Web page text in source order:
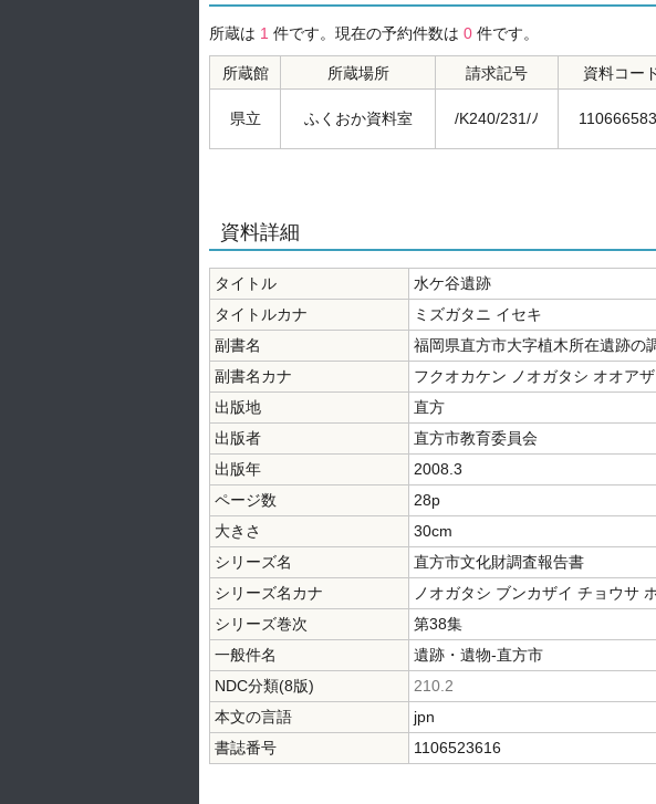
所蔵は 1 件です。現在の予約件数は 0 件です。
所蔵館 所蔵場所 請求記号 資料コー
県立 ふくおか資料室 /K240/231/ﾉ
資料詳細
タイトル
水ケ谷遺跡
タイトルカナ
ミズガタニ イセキ
副書名
福岡県直方市大字植木所在遺跡の
副書名カナ
フクオカケン ノオガタシ オオア
出版地
直方
出版者
直方市教育委員会
出版年
2008.3
ページ数
28p
大きさ
30cm
シリーズ名
直方市文化財調査報告書
シリーズ名カナ
ノオガタシ ブンカザイ チョウサ
シリーズ巻次
第38集
一般件名
遺跡・遺物-直方市
NDC分類(8版)
210.2
本文の言語
jpn
書誌番号
1106523616